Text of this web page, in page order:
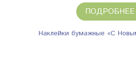
ПОДРОБНЕЕ
Наклейки бумажные «С